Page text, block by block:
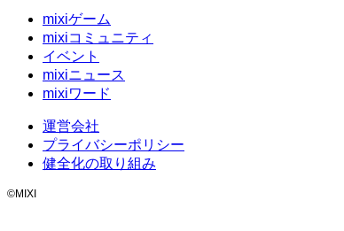
mixiゲーム
mixiコミュニティ
イベント
mixiニュース
mixiワード
運営会社
プライバシーポリシー
健全化の取り組み
©MIXI